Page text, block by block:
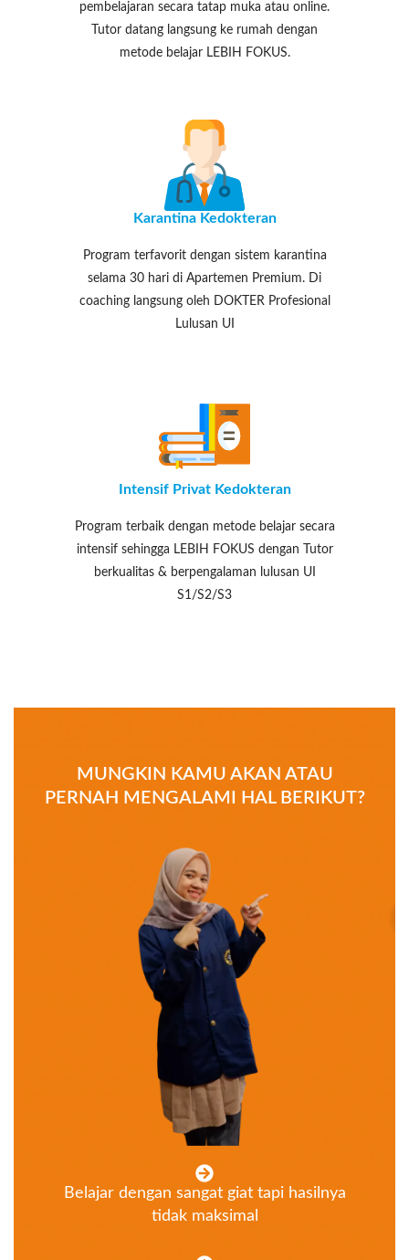
pembelajaran secara tatap muka atau online.
Tutor datang langsung ke rumah dengan
metode belajar LEBIH FOKUS.
Karantina Kedokteran
Program terfavorit dengan sistem karantina
selama 30 hari di Apartemen Premium. Di
coaching langsung oleh DOKTER Profesional
Lulusan UI
Intensif Privat Kedokteran
Program terbaik dengan metode belajar secara
intensif sehingga LEBIH FOKUS dengan Tutor
berkualitas & berpengalaman lulusan UI
S1/S2/S3
MUNGKIN KAMU AKAN ATAU
PERNAH MENGALAMI HAL BERIKUT?
Belajar dengan sangat giat tapi hasilnya
tidak maksimal